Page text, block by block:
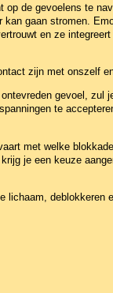
de gevoelens te
gaan stromen.
en ze
zijn met onszelf
gevoel, zul
te
met welke
je een keuze
deblokkeren